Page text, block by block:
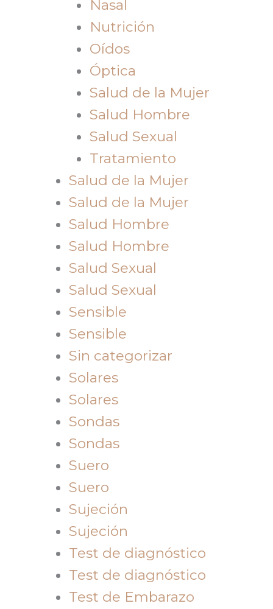
Nasal
Nutrición
Oídos
Óptica
Salud de la Mujer
Salud Hombre
Salud Sexual
Tratamiento
Salud de la Mujer
Salud de la Mujer
Salud Hombre
Salud Hombre
Salud Sexual
Salud Sexual
Sensible
Sensible
Sin categorizar
Solares
Solares
Sondas
Sondas
Suero
Suero
Sujeción
Sujeción
Test de diagnóstico
Test de diagnóstico
Test de Embarazo